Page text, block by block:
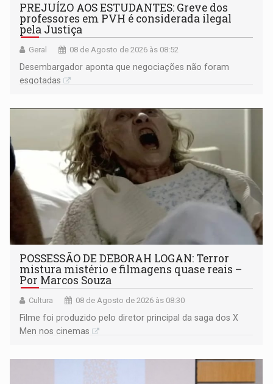
PREJUÍZO AOS ESTUDANTES: Greve dos
professores em PVH é considerada ilegal
pela Justiça
Geral 08 de Agosto de 2026 às 08:52
Desembargador aponta que negociações não foram
esgotadas
POSSESSÃO DE DEBORAH LOGAN: Terror
mistura mistério e filmagens quase reais –
Por Marcos Souza
Cultura 08 de Agosto de 2026 às 08:30
Filme foi produzido pelo diretor principal da saga dos X
Men nos cinemas